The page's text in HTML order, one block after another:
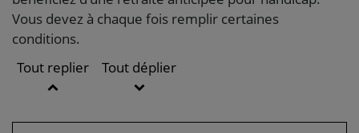
Vous devez à chaque fois remplir certaines
conditions.
Tout replier
Tout déplier